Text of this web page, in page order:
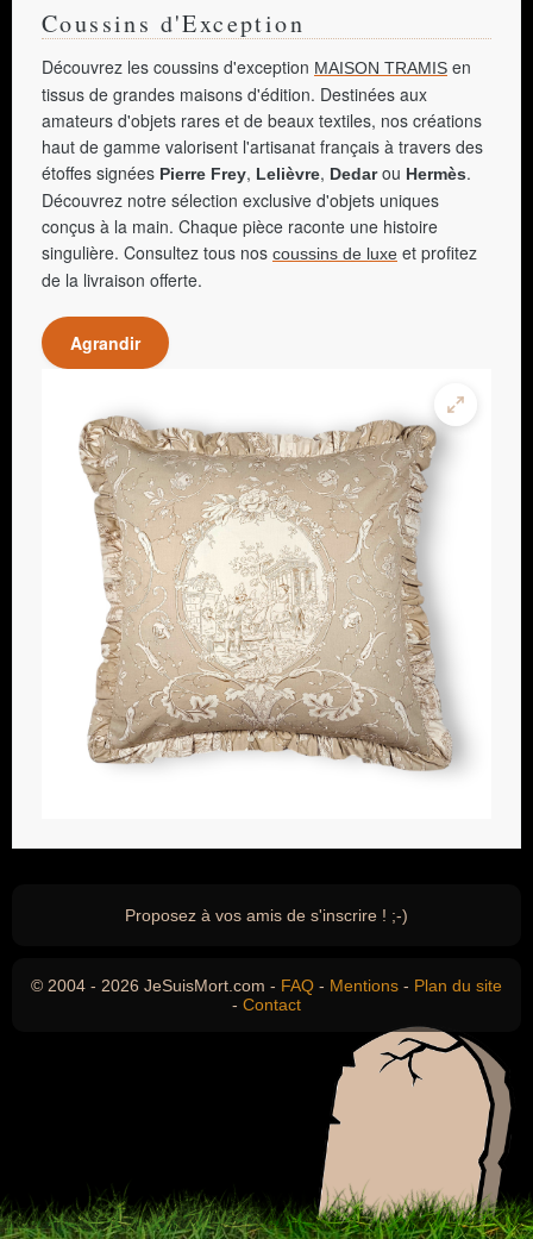
Coussins d'Exception
Découvrez les coussins d'exception MAISON TRAMIS en
tissus de grandes maisons d'édition. Destinées aux
amateurs d'objets rares et de beaux textiles, nos créations
haut de gamme valorisent l'artisanat français à travers des
étoffes signées Pierre Frey, Lelièvre, Dedarou Hermès.
Découvrez notre sélection exclusive d'objets uniques
conçus à la main. Chaque pièce raconte une histoire
singulière. Consultez tous nos coussins de luxe et profitez
de la livraison offerte.
Agrandir
Proposez à vos amis de s'inscrire ! ;-)
© 2004 - 2026 JeSuisMort.com - FAQ - Mentions - Plan du site
- Contact